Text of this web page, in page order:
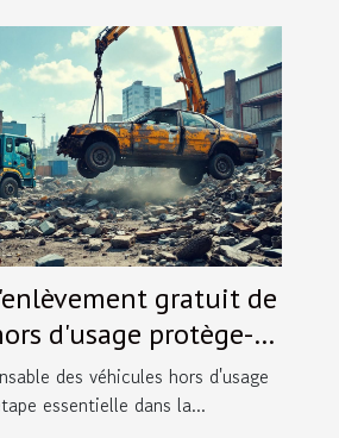
gratuit de
d'usage protège-t-
?
des véhicules hors d'usage
essentielle dans la...